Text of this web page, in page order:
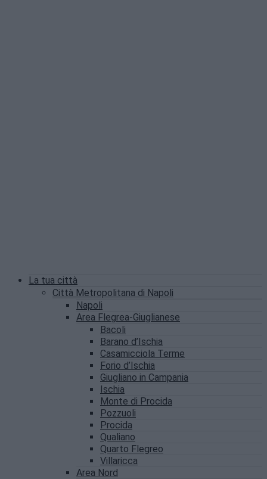
La tua città
Città Metropolitana di Napoli
Napoli
Area Flegrea-Giuglianese
Bacoli
Barano d’Ischia
Casamicciola Terme
Forio d’Ischia
Giugliano in Campania
Ischia
Monte di Procida
Pozzuoli
Procida
Qualiano
Quarto Flegreo
Villaricca
Area Nord